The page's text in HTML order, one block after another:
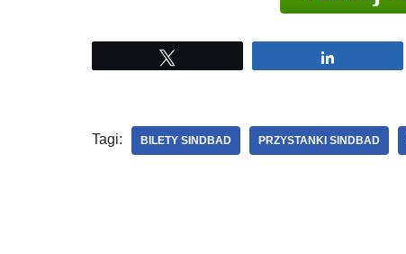
Tagi: BILETY SINDBAD PRZYSTANKI SINDBAD